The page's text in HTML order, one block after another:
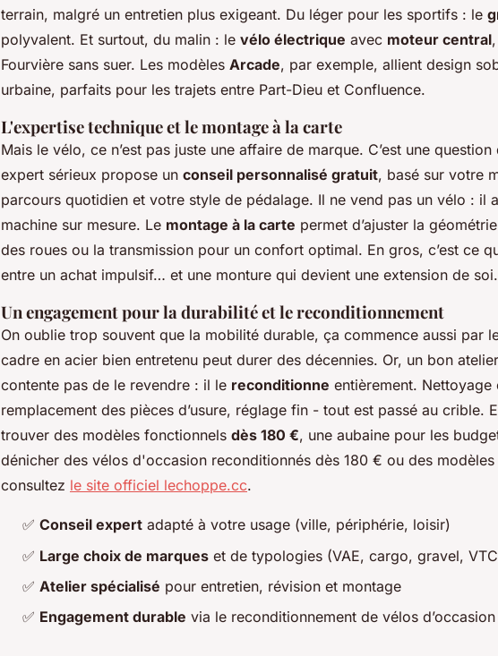
terrain, malgré un entretien plus exigeant. Du léger pour les sportifs : le
polyvalent. Et surtout, du malin : le vélo électrique avec moteur central
Fourvière sans suer. Les modèles Arcade, par exemple, allient design
urbaine, parfaits pour les trajets entre Part-Dieu et Confluence.
L'expertise technique et le montage à la carte
Mais le vélo, ce n’est pas juste une affaire de marque. C’est une
expert sérieux propose un conseil personnalisé gratuit, basé sur votre
parcours quotidien et votre style de pédalage. Il ne vend pas un vélo : il
machine sur mesure. Le montage à la carte permet d’ajuster la
des roues ou la transmission pour un confort optimal. En gros, c’est ce
entre un achat impulsif… et une monture qui devient une extension de soi.
Un engagement pour la durabilité et le reconditionnement
On oublie trop souvent que la mobilité durable, ça commence aussi par
cadre en acier bien entretenu peut durer des décennies. Or, un bon
contente pas de le revendre : il le reconditionne entièrement. Nettoyage
remplacement des pièces d’usure, réglage fin - tout est passé au crible.
trouver des modèles fonctionnels dès 180 €, une aubaine pour les
dénicher des vélos d'occasion reconditionnés dès 180 € ou des
consultez le site officiel lechoppe.cc.
✅ Conseil expert adapté à votre usage (ville, périphérie, loisir)
✅ Large choix de marques et de typologies (VAE, cargo, gravel,
✅ Atelier spécialisé pour entretien, révision et montage
✅ Engagement durable via le reconditionnement de vélos d’occasion